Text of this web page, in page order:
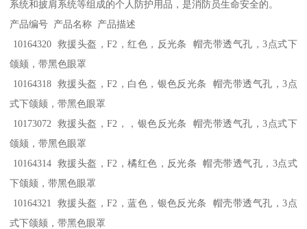
系统和披肩系统等组成的个人防护用品，是消防员生命安全的。
产品编号 产品名称 产品描述
10164320 救援头盔，F2，红色，反光条 帽壳带透气孔，3点式下
颌颏，带黑色眼罩
10164318 救援头盔，F2，白色，银色反光条 帽壳带透气孔，3点
式下颌颏，带黑色眼罩
10173072 救援头盔，F2，，银色反光条 帽壳带透气孔，3点式下
颌颏，带黑色眼罩
10164314 救援头盔，F2，橘红色，反光条 帽壳带透气孔，3点式
下颌颏，带黑色眼罩
10164321 救援头盔，F2，蓝色，银色反光条 帽壳带透气孔，3点
式下颌颏，带黑色眼罩